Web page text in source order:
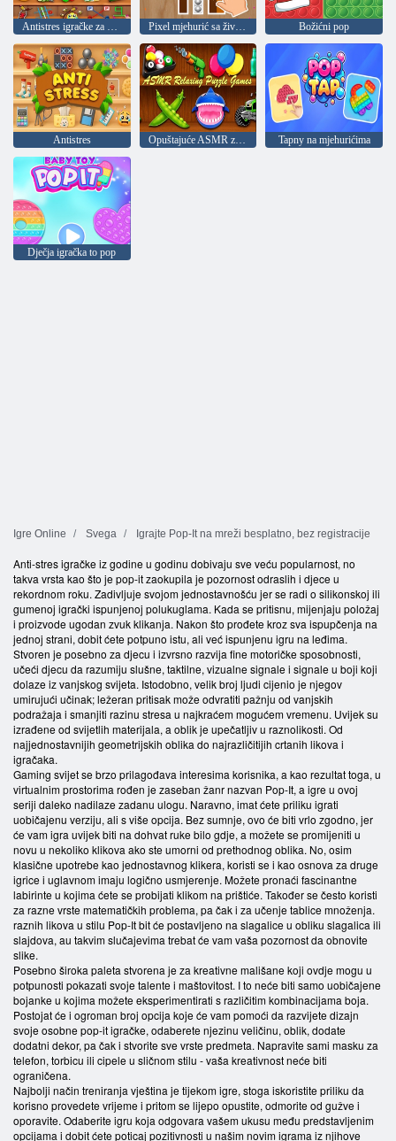
Antistres igračke za opuštanje Pixel mjehurić sa životinjama Božićni pop
Antistres Opuštajuće ASMR zagonetke Tapny na mjehurićima
Dječja igračka to pop
Igre Online Svega Igrajte Pop-It na mreži besplatno, bez registracije
Anti-stres igračke iz godine u godinu dobivaju sve veću popularnost, no
takva vrsta kao što je pop-it zaokupila je pozornost odraslih i djece u
rekordnom roku. Zadivljuje svojom jednostavnošću jer se radi o silikonskoj ili
gumenoj igrački ispunjenoj polukuglama. Kada se pritisnu, mijenjaju položaj
i proizvode ugodan zvuk klikanja. Nakon što prođete kroz sva ispupčenja na
jednoj strani, dobit ćete potpuno istu, ali već ispunjenu igru na leđima.
Stvoren je posebno za djecu i izvrsno razvija fine motoričke sposobnosti,
učeći djecu da razumiju slušne, taktilne, vizualne signale i signale u boji koji
dolaze iz vanjskog svijeta. Istodobno, velik broj ljudi cijenio je njegov
umirujući učinak; ležeran pritisak može odvratiti pažnju od vanjskih
podražaja i smanjiti razinu stresa u najkraćem mogućem vremenu. Uvijek su
izrađene od svijetlih materijala, a oblik je upečatljiv u raznolikosti. Od
najjednostavnijih geometrijskih oblika do najrazličitijih crtanih likova i
igračaka.
Gaming svijet se brzo prilagođava interesima korisnika, a kao rezultat toga, u
virtualnim prostorima rođen je zaseban žanr nazvan Pop-It, a igre u ovoj
seriji daleko nadilaze zadanu ulogu. Naravno, imat ćete priliku igrati
uobičajenu verziju, ali s više opcija. Bez sumnje, ovo će biti vrlo zgodno, jer
će vam igra uvijek biti na dohvat ruke bilo gdje, a možete se promijeniti u
novu u nekoliko klikova ako ste umorni od prethodnog oblika. No, osim
klasične upotrebe kao jednostavnog klikera, koristi se i kao osnova za druge
igrice i uglavnom imaju logično usmjerenje. Možete pronaći fascinantne
labirinte u kojima ćete se probijati klikom na prištiće. Također se često koristi
za razne vrste matematičkih problema, pa čak i za učenje tablice množenja.
raznih likova u stilu Pop-It bit će postavljeno na slagalice u obliku slagalica ili
slajdova, au takvim slučajevima trebat će vam vaša pozornost da obnovite
slike.
Posebno široka paleta stvorena je za kreativne mališane koji ovdje mogu u
potpunosti pokazati svoje talente i maštovitost. I to neće biti samo uobičajene
bojanke u kojima možete eksperimentirati s različitim kombinacijama boja.
Postojat će i ogroman broj opcija koje će vam pomoći da razvijete dizajn
svoje osobne pop-it igračke, odaberete njezinu veličinu, oblik, dodate
dodatni dekor, pa čak i stvorite sve vrste predmeta. Napravite sami masku za
telefon, torbicu ili cipele u sličnom stilu - vaša kreativnost neće biti
ograničena.
Najbolji način treniranja vještina je tijekom igre, stoga iskoristite priliku da
korisno provedete vrijeme i pritom se lijepo opustite, odmorite od gužve i
oporavite. Odaberite igru koja odgovara vašem ukusu među predstavljenim
opcijama i dobit ćete poticaj pozitivnosti u našim novim igrama iz njihove